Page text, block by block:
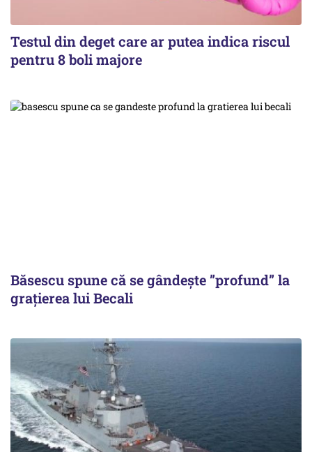
Testul din deget care ar putea indica riscul
pentru 8 boli majore
Băsescu spune că se gândește ”profund” la
grațierea lui Becali